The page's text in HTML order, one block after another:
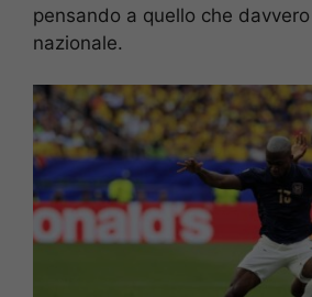
pensando a quello che
nazionale.